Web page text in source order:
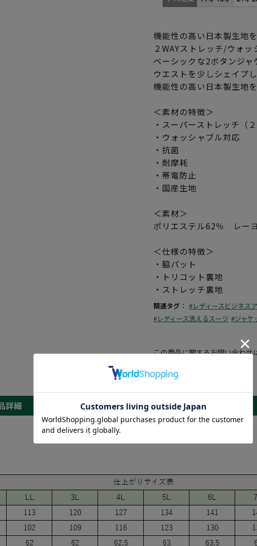
機能性の高い日本製生地
２WAYストレッチ/ウォ
ベーシックな2ボタンジ
ウエストを少しシェイプ
機能性の高い日本製生地
＜素材の特徴＞
・スーパーストレッチ（
・ウォッシャブル対応
・抗菌
・耐摩耗
・帯電防止
・国産生地
＜素材＞
ポリエステル62％ レー
＜仕様の特徴＞
・脇パット
・トリコット裏地
・ストレッチ裏地
関連タグ ： #レディースビジネス
#レディース洗えるスーツ #ジャケ
この商品に関するお問い合わせ
詳細